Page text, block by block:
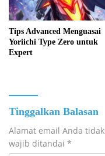
Tips Advanced Menguasai
Yoriichi Type Zero untuk
Expert
Tinggalkan Balasan
Alamat email Anda
wajib ditandai *